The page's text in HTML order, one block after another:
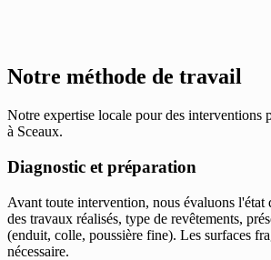
Notre méthode de travail
Notre expertise locale pour des interventions
à Sceaux.
Diagnostic et préparation
Avant toute intervention, nous évaluons l'état
des travaux réalisés, type de revêtements,
(enduit, colle, poussière fine). Les surfaces
nécessaire.